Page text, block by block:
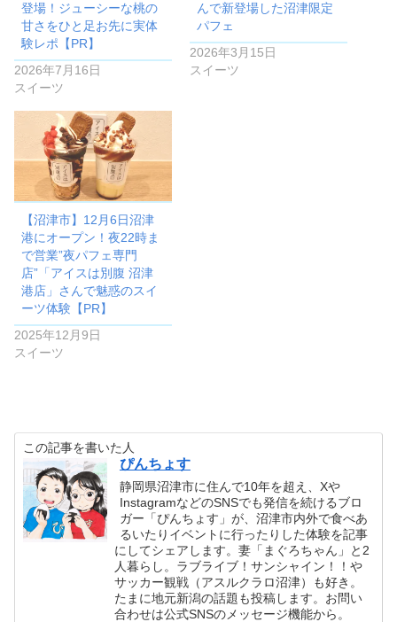
登場！ジューシーな桃の
甘さをひと足お先に実体
験レポ【PR】
2026年7月16日
スイーツ
んで新登場した沼津限定
パフェ
2026年3月15日
スイーツ
【沼津市】12月6日沼津
港にオープン！夜22時ま
で営業”夜パフェ専門
店”「アイスは別腹 沼津
港店」さんで魅惑のスイ
ーツ体験【PR】
2025年12月9日
スイーツ
この記事を書いた人
ぴんちょす
静岡県沼津市に住んで10年を超え、Xや
InstagramなどのSNSでも発信を続けるブロ
ガー「ぴんちょす」が、沼津市内外で食べあ
るいたりイベントに行ったりした体験を記事
にしてシェアします。妻「まぐろちゃん」と2
人暮らし。ラブライブ！サンシャイン！！や
サッカー観戦（アスルクラロ沼津）も好き。
たまに地元新潟の話題も投稿します。お問い
合わせは公式SNSのメッセージ機能から。